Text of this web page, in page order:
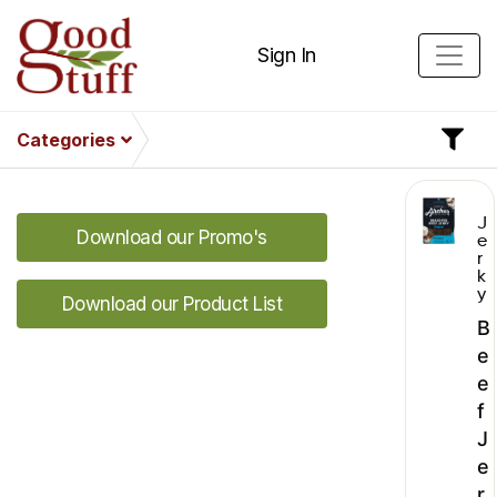
Sign In
Categories
Download our Promo's
Download our Product List
J
e
r
k
y
B
e
e
f
J
e